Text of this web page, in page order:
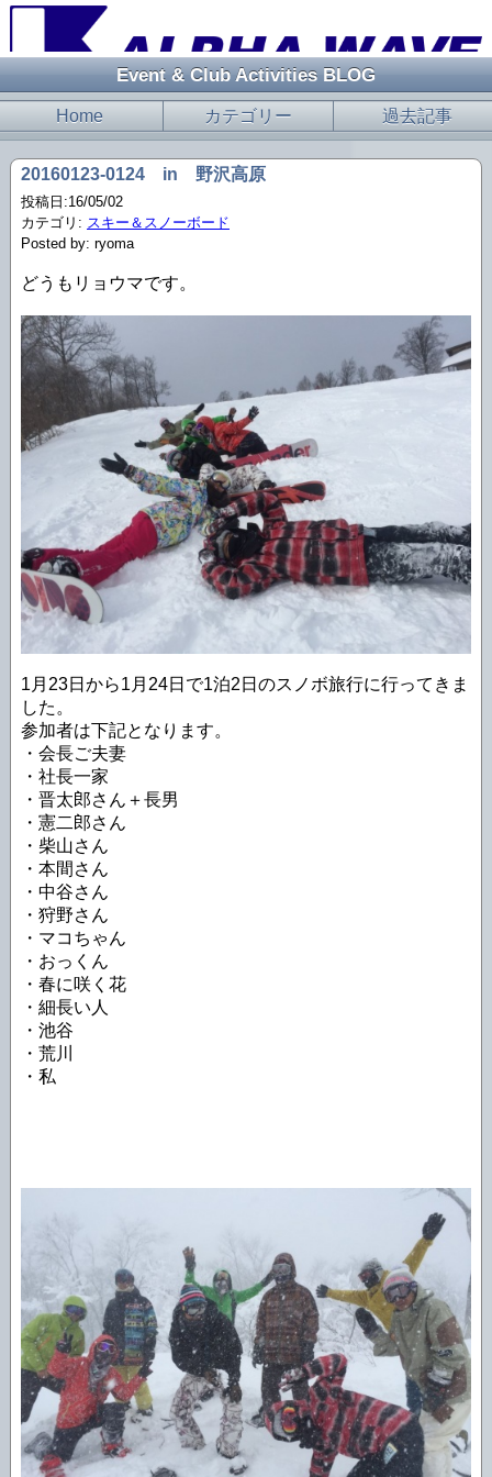
Event & Club Activities BLOG
Home カテゴリー 過去記事
20160123-0124 in 野沢高原
投稿日:16/05/02
カテゴリ: スキー＆スノーボード
Posted by: ryoma
どうもリョウマです。
1月23日から1月24日で1泊2日のスノボ旅行に行ってきま
した。
参加者は下記となります。
・会長ご夫妻
・社長一家
・晋太郎さん＋長男
・憲二郎さん
・柴山さん
・本間さん
・中谷さん
・狩野さん
・マコちゃん
・おっくん
・春に咲く花
・細長い人
・池谷
・荒川
・私